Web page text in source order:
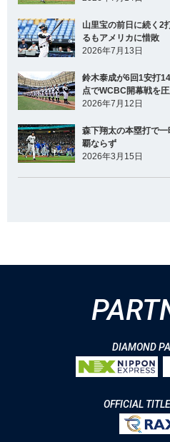
山里宝の前日に続く2
るもアメリカに惜敗
2026年7月13日
鈴木泰成が6回1安打
点でWCBC開幕戦を
2026年7月12日
森下翔太の本塁打で
覇ならず
2026年3月15日
DIAMOND
OFFICIAL